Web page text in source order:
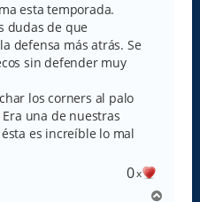
esta temporada.
dudas de que
defensa más atrás. Se
sin defender muy
los corners al palo
una de nuestras
es increíble lo mal
0x